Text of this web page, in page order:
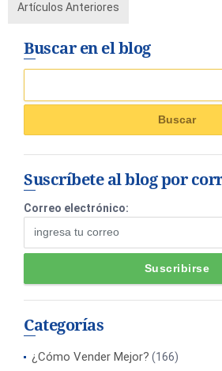
Artículos Anteriores
Buscar en el blog
Suscríbete al blog por
Correo electrónico:
Categorías
¿Cómo Vender Mejor? (166)